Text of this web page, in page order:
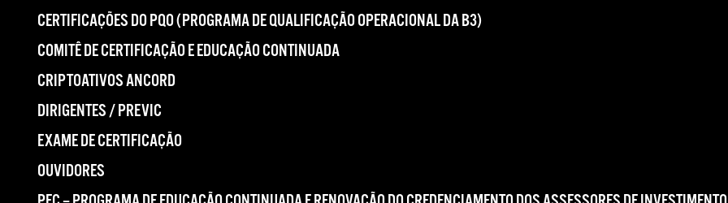
CERTIFICAÇÕES DO PQO (PROGRAMA DE QUALIFICAÇÃO OPERACIONAL DA B3)
COMITÊ DE CERTIFICAÇÃO E EDUCAÇÃO CONTINUADA
CRIPTOATIVOS ANCORD
DIRIGENTES / PREVIC
EXAME DE CERTIFICAÇÃO
OUVIDORES